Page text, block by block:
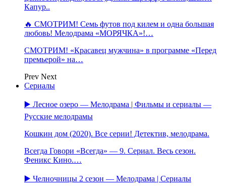
Капур..
🔥 СМОТРИМ! Семь футов под килем и одна большая
любовь! Мелодрама «МОРЯЧКА»!…
СМОТРИМ! «Красавец мужчина» в программе «Перед
премьерой» на…
Prev Next
Сериалы
▶️ Лесное озеро — Мелодрама | Фильмы и сериалы —
Русские мелодрамы
Кошкин дом (2020). Все серии! Детектив, мелодрама.
Всегда Говори «Всегда» — 9. Сериал. Весь сезон.
Феникс Кино.…
▶️ Челночницы 2 сезон — Мелодрама | Сериалы